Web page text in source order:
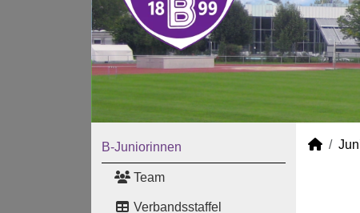
B-Juniorinnen
Team
Verbandsstaffel